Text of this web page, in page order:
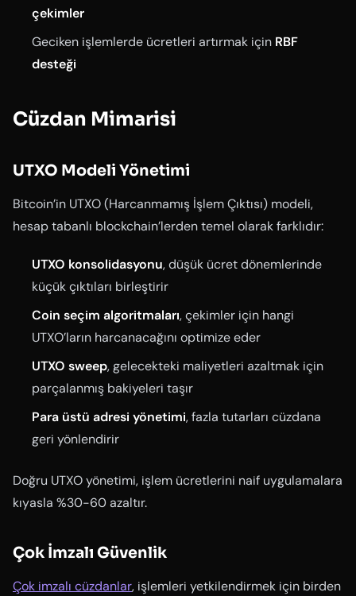
çekimler
Geciken işlemlerde ücretleri artırmak için RBF
desteği
Cüzdan Mimarisi
UTXO Modeli Yönetimi
Bitcoin’in UTXO (Harcanmamış İşlem Çıktısı) modeli,
hesap tabanlı blockchain’lerden temel olarak farklıdır:
UTXO konsolidasyonu, düşük ücret dönemlerinde
küçük çıktıları birleştirir
Coin seçim algoritmaları, çekimler için hangi
UTXO’ların harcanacağını optimize eder
UTXO sweep, gelecekteki maliyetleri azaltmak için
parçalanmış bakiyeleri taşır
Para üstü adresi yönetimi, fazla tutarları cüzdana
geri yönlendirir
Doğru UTXO yönetimi, işlem ücretlerini naif uygulamalara
kıyasla %30-60 azaltır.
Çok İmzalı Güvenlik
Çok imzalı cüzdanlar, işlemleri yetkilendirmek için birden